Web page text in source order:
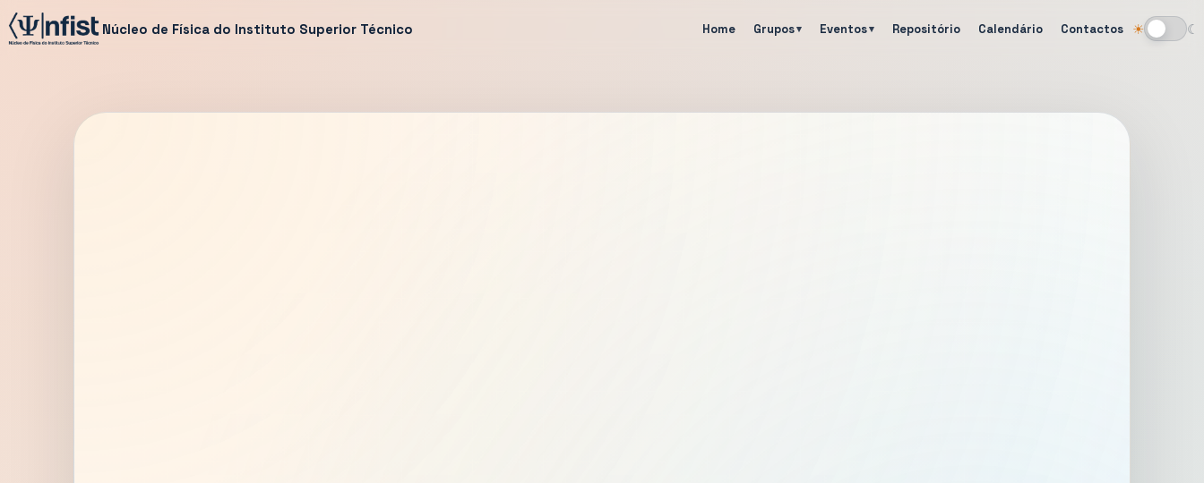
Núcleo de Física do Instituto Superior Técnico Home Grupos Eventos Repositório Calendário Contactos ☀ ☾
Alternar tema